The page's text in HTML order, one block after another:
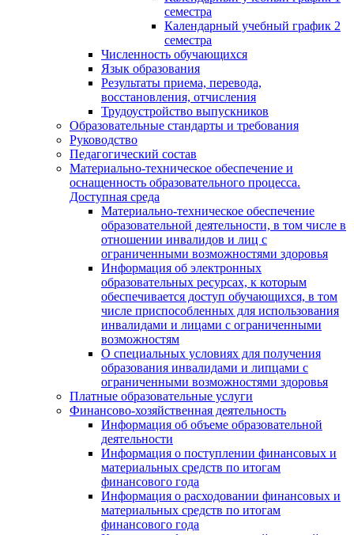
семестра
Календарный учебный график 2
семестра
Численность обучающихся
Язык образования
Результаты приема, перевода,
восстановления, отчисления
Трудоустройство выпускников
Образовательные стандарты и требования
Руководство
Педагогический состав
Материально-техническое обеспечение и
оснащенность образовательного процесса.
Доступная среда
Материально-техническое обеспечение
образовательной деятельности, в том числе в
отношении инвалидов и лиц с
ограниченными возможностями здоровья
Информация об электронных
образовательных ресурсах, к которым
обеспечивается доступ обучающихся, в том
числе приспособленных для использования
инвалидами и лицами с ограниченными
возможностям
О специальных условиях для получения
образования инвалидами и липцами с
ограниченными возможностями здоровья
Платные образовательные услуги
Финансово-хозяйственная деятельность
Информация об объеме образовательной
деятельности
Информация о поступлении финансовых и
материальных средств по итогам
финансового года
Информация о расходовании финансовых и
материальных средств по итогам
финансового года